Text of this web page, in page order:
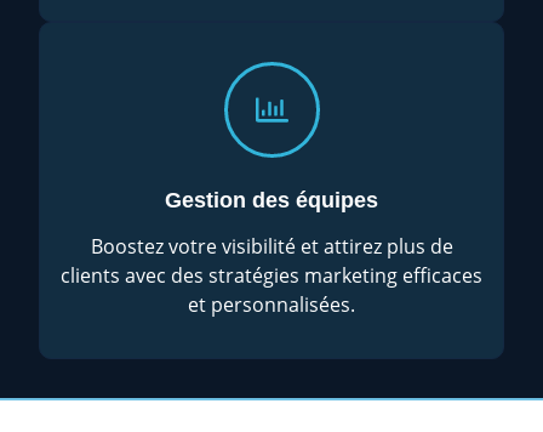
Gestion des équipes
Boostez votre visibilité et attirez plus de
clients avec des stratégies marketing efficaces
et personnalisées.